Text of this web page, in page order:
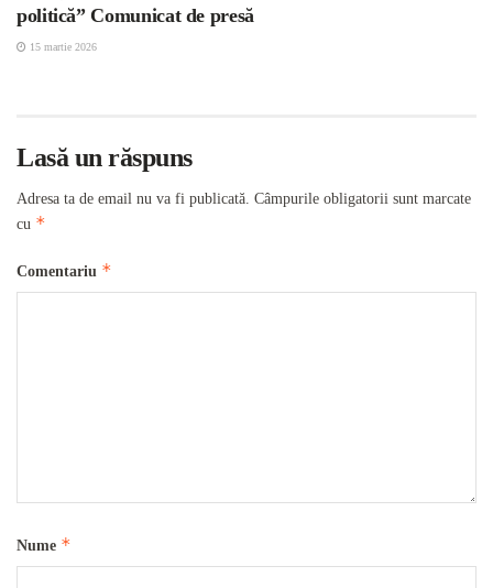
politică” Comunicat de presă
15 martie 2026
Lasă un răspuns
Adresa ta de email nu va fi publicată. Câmpurile obligatorii sunt marcate
cu *
Comentariu *
Nume *